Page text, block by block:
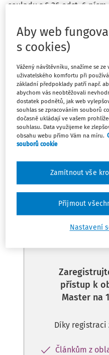
souladu s § 36 odst. 6
pořizovací cena zboží
ke dni uskutečnění
myslí touto hodnotou
odpisy nebo faktické
Odpověď
Máte
Tento
přístup k
Master na
Díky
Článkům z
Aby web
s cookies)
Vážený návštěvníku, snažíme se
uživatelského komfortu při
základní předpoklady patří např.
abychom vás neobtěžovali
dostatek podnětů, jak web
souhlas se zpracováním souborů
dočasně ukládají ve vašem
souhlasu. Data využijeme ke
obsahu webu přímo Vám na míru.
souborů cookie
Nastavení
Zamítnout vše
Přijmout